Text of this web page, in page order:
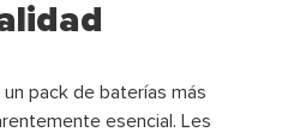
pack de baterías más
esencial. Les